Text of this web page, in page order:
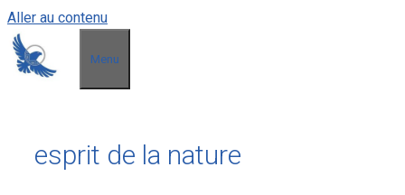
Aller au contenu
Menu
esprit de la nature